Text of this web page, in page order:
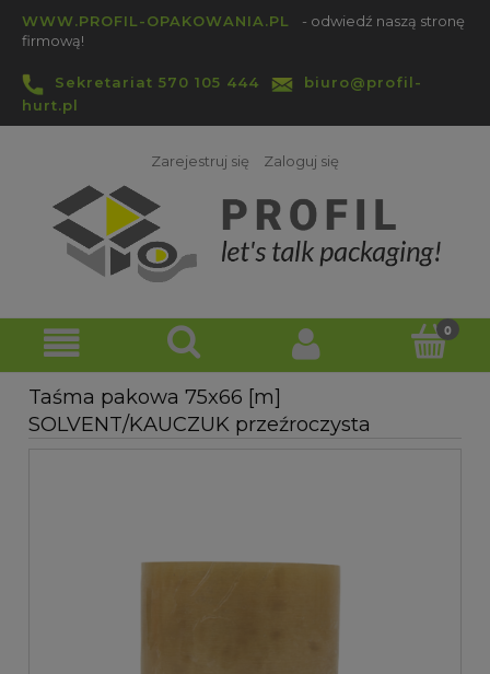
WWW.PROFIL-OPAKOWANIA.PL
- odwiedź naszą stronę
firmową!
Sekretariat 570 105 444
biuro@profil-
hurt.pl
Zarejestruj się Zaloguj się
Taśma pakowa 75x66 [m]
SOLVENT/KAUCZUK przeźroczysta